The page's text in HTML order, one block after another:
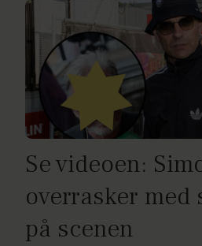
Se videoen:
overrasker
på scenen